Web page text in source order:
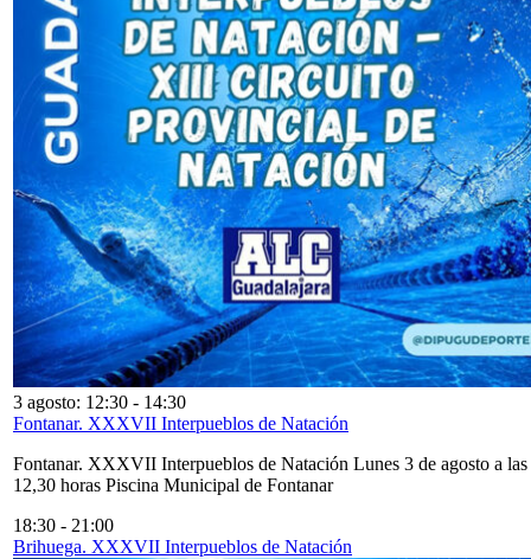
3 agosto: 12:30 - 14:30
Fontanar. XXXVII Interpueblos de Natación
Fontanar. XXXVII Interpueblos de Natación Lunes 3 de agosto a las
12,30 horas Piscina Municipal de Fontanar
18:30 - 21:00
Brihuega. XXXVII Interpueblos de Natación